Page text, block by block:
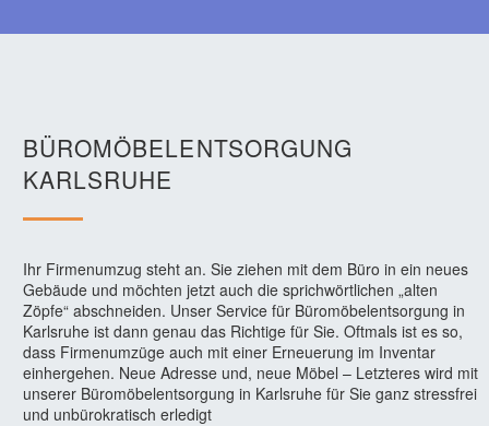
BÜROMÖBELENTSORGUNG
KARLSRUHE
Ihr Firmenumzug steht an. Sie ziehen mit dem Büro in ein neues
Gebäude und möchten jetzt auch die sprichwörtlichen „alten
Zöpfe“ abschneiden. Unser Service für Büromöbelentsorgung in
Karlsruhe ist dann genau das Richtige für Sie. Oftmals ist es so,
dass Firmenumzüge auch mit einer Erneuerung im Inventar
einhergehen. Neue Adresse und, neue Möbel – Letzteres wird mit
unserer Büromöbelentsorgung in Karlsruhe für Sie ganz stressfrei
und unbürokratisch erledigt